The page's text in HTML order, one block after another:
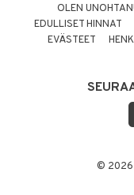
OLEN
EDULLISET HINNAT
EVÄSTEET
© 2026